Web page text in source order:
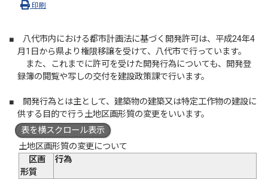
印刷
■ 八代市内における都市計画法に基づく開発許可は、平成24年4
月1日から県より権限移譲を受けて、八代市で行っています。
また、これまでに許可を受けた開発行為についても、開発登
録簿の閲覧や写しの交付を建設政策課で行います。
■ 開発行為とは主として、建築物の建築又は特定工作物の建設に
供する目的で行う土地区画形質の変更をいいます。
表を横スクロール表示
土地区画形質の変更について
区画
形質
行為